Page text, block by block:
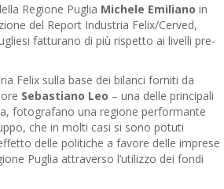
Regione Puglia Michele Emiliano in
del Report Industria Felix/Cerved,
fatturano di più rispetto ai livelli pre-
Felix sulla base dei bilanci forniti da
Sebastiano Leo – una delle principali
fotografano una regione performante
che in molti casi si sono potuti
delle politiche a favore delle imprese
Puglia attraverso l’utilizzo dei fondi